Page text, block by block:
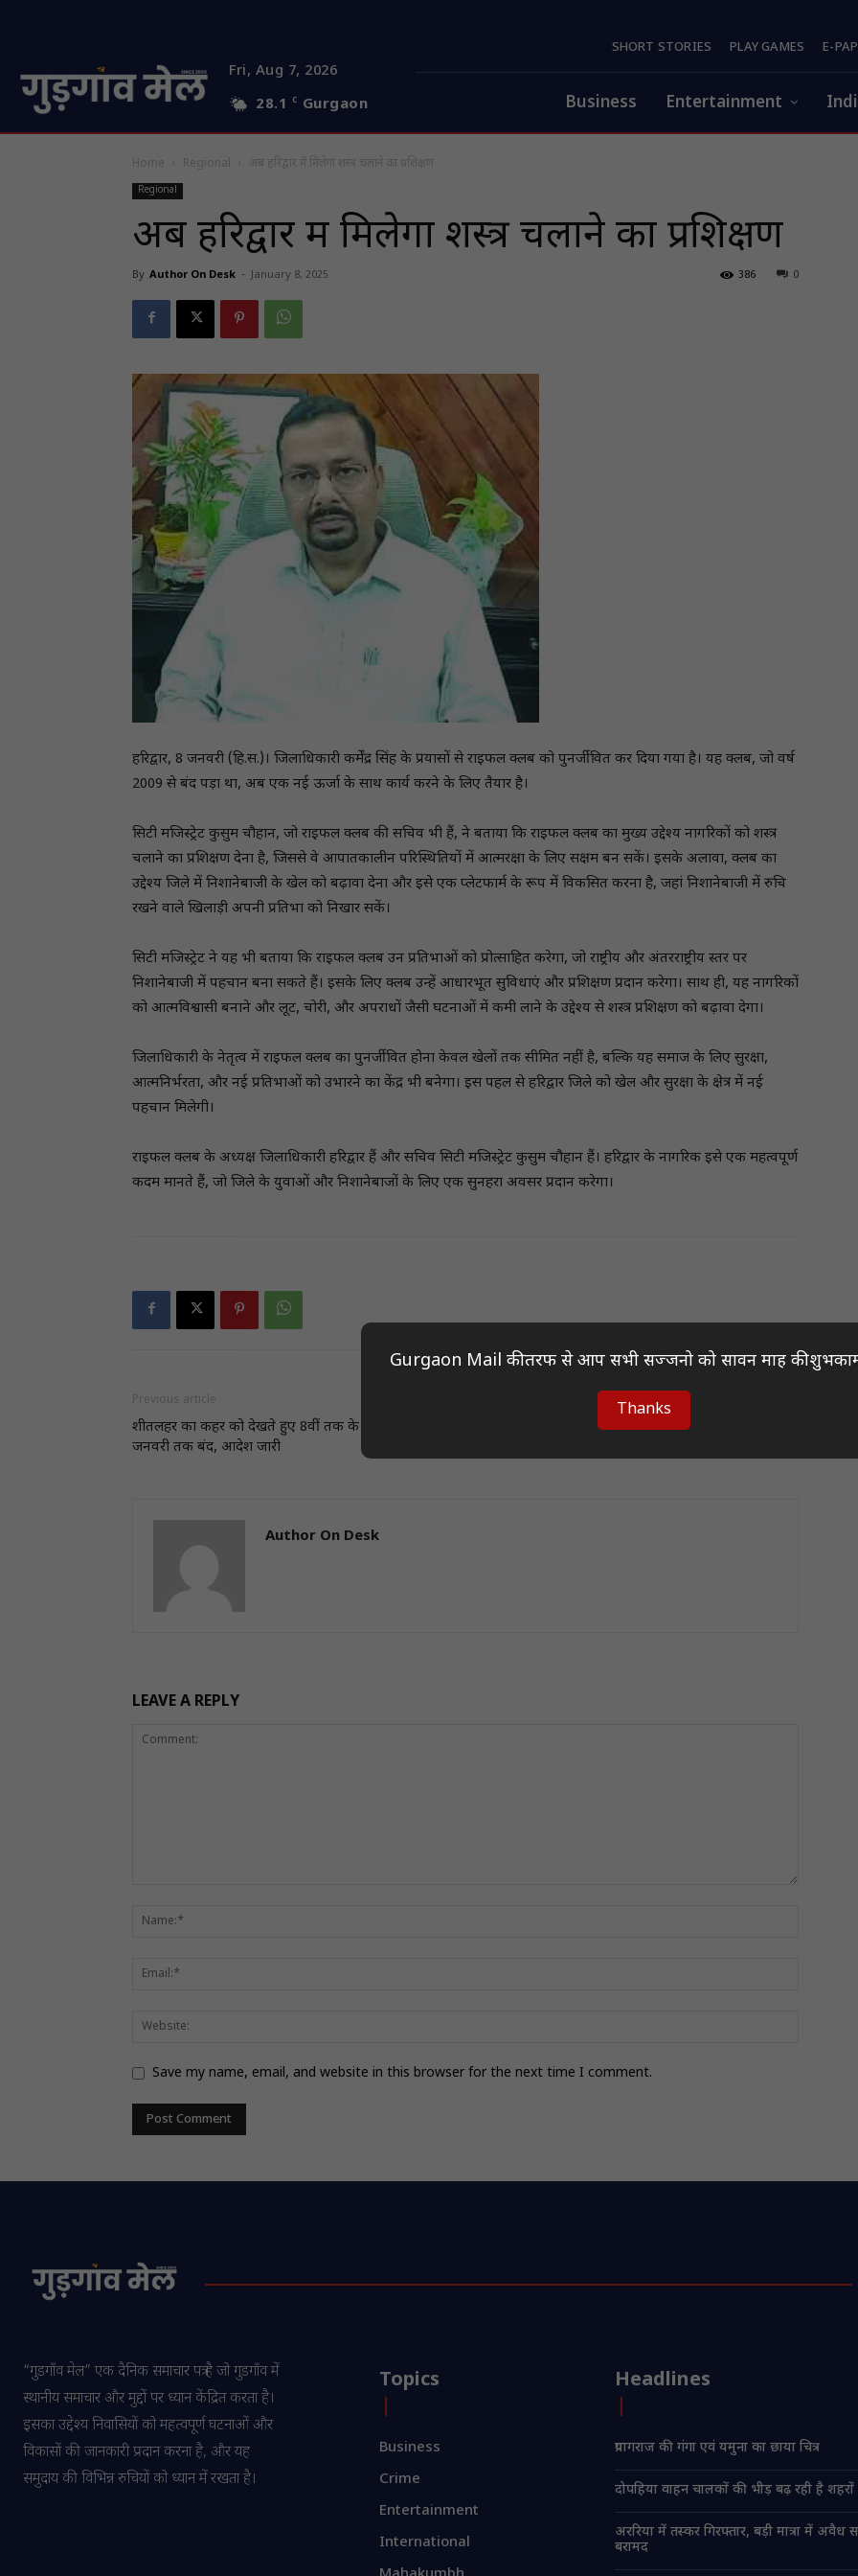
Fri, Aug 7, 2026
28.1
C Gurgaon
SHORT STORIES PLAY GAMES E-
Business Entertainment
Home Regional अब हरिद्वार में मिलेगा शस्त्र चलाने का प्रशिक्षण
Regional
अब हरिद्वार में मिलेगा शस्त्र चलाने का प्रशिक्षण
By Author On Desk - January 8, 2025 0
386
हरिद्वार, 8 जनवरी (हि.स.)। जिलाधिकारी कर्मेंद्र सिंह के प्रयासों से राइफल क्लब को पुनर्जीवित कर दिया गया है। यह क्लब, जो वर्ष
2009 से बंद पड़ा था, अब एक नई ऊर्जा के साथ कार्य करने के लिए तैयार है।
सिटी मजिस्ट्रेट कुसुम चौहान, जो राइफल क्लब की सचिव भी हैं, ने बताया कि राइफल क्लब का मुख्य उद्देश्य नागरिकों को शस्त्र
चलाने का प्रशिक्षण देना है, जिससे वे आपातकालीन परिस्थितियों में आत्मरक्षा के लिए सक्षम बन सकें। इसके अलावा, क्लब का
उद्देश्य जिले में निशानेबाजी के खेल को बढ़ावा देना और इसे एक प्लेटफार्म के रूप में विकसित करना है, जहां निशानेबाजी में रुचि
रखने वाले खिलाड़ी अपनी प्रतिभा को निखार सकें।
सिटी मजिस्ट्रेट ने यह भी बताया कि राइफल क्लब उन प्रतिभाओं को प्रोत्साहित करेगा, जो राष्ट्रीय और अंतरराष्ट्रीय स्तर पर
निशानेबाजी में पहचान बना सकते हैं। इसके लिए क्लब उन्हें आधारभूत सुविधाएं और प्रशिक्षण प्रदान करेगा। साथ ही, यह नागरिकों
को आत्मविश्वासी बनाने और लूट, चोरी, और अपराधों जैसी घटनाओं में कमी लाने के उद्देश्य से शस्त्र प्रशिक्षण को बढ़ावा देगा।
जिलाधिकारी के नेतृत्व में राइफल क्लब का पुनर्जीवित होना केवल खेलों तक सीमित नहीं है, बल्कि यह समाज के लिए सुरक्षा,
आत्मनिर्भरता, और नई प्रतिभाओं को उभारने का केंद्र भी बनेगा। इस पहल से हरिद्वार जिले को खेल और सुरक्षा के क्षेत्र में नई
पहचान मिलेगी।
राइफल क्लब के अध्यक्ष जिलाधिकारी हरिद्वार हैं और सचिव सिटी मजिस्ट्रेट कुसुम चौहान हैं। हरिद्वार के नागरिक इसे एक महत्वपूर्ण
कदम मानते हैं, जो जिले के युवाओं और निशानेबाजों के लिए एक सुनहरा अवसर प्रदान करेगा।
Previous article
शीतलहर का कहर को देखते हुए 8वीं तक के सभी स्कूल 11
जनवरी तक बंद, आदेश जारी
सम्राट हर्षवर्धन जैसे राजर्षि की विरासत को सम्मान देना
Author On Desk
LEAVE A REPLY
Save my name, email, and website in this browser for the next time I comment.
“गुडगाँव मेल” एक दैनिक समाचार पत्र है जो गुडगाँव में
स्थानीय समाचार और मुद्दों पर ध्यान केंद्रित करता है।
इसका उद्देश्य निवासियों को महत्वपूर्ण घटनाओं और
विकासों की जानकारी प्रदान करना है, और यह
समुदाय की विभिन्न रुचियों को ध्यान में रखता है।
Topics
Business
Crime
Entertainment
International
Headlines
प्रयागराज की गंगा एवं यमुना का छाया चित्र
दोपहिया वाहन चालकों की भीड़ बढ़ रही है
अररिया में तस्कर गिरफ्तार, बड़ी मात्रा में अवैध
बरामद
Gurgaon Mail की तरफ से आप सभी सज्जनो को सावन माह की
Thanks